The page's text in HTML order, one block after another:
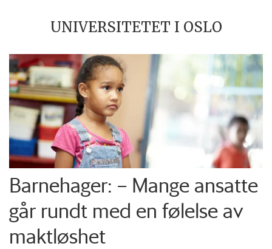
UNIVERSITETET I OSLO
Barnehager: – Mange ansatte
går rundt med en følelse av
maktløshet